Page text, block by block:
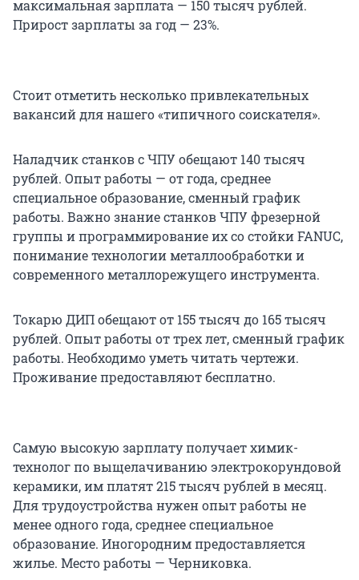
максимальная зарплата — 150 тысяч рублей.
Прирост зарплаты за год — 23%.
Стоит отметить несколько привлекательных
вакансий для нашего «типичного соискателя».
Наладчик станков с ЧПУ обещают 140 тысяч
рублей. Опыт работы — от года, среднее
специальное образование, сменный график
работы. Важно знание станков ЧПУ фрезерной
группы и программирование их со стойки FANUC,
понимание технологии металлообработки и
современного металлорежущего инструмента.
Токарю ДИП обещают от 155 тысяч до 165 тысяч
рублей. Опыт работы от трех лет, сменный график
работы. Необходимо уметь читать чертежи.
Проживание предоставляют бесплатно.
Самую высокую зарплату получает химик-
технолог по выщелачиванию электрокорундовой
керамики, им платят 215 тысяч рублей в месяц.
Для трудоустройства нужен опыт работы не
менее одного года, среднее специальное
образование. Иногородним предоставляется
жилье. Место работы — Черниковка.